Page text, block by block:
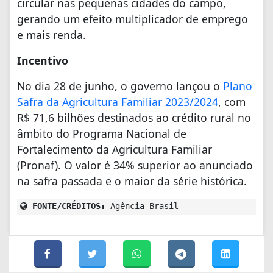
circular nas pequenas cidades do campo,
gerando um efeito multiplicador de emprego
e mais renda.
Incentivo
No dia 28 de junho, o governo lançou o Plano
Safra da Agricultura Familiar 2023/2024, com
R$ 71,6 bilhões destinados ao crédito rural no
âmbito do Programa Nacional de
Fortalecimento da Agricultura Familiar
(Pronaf). O valor é 34% superior ao anunciado
na safra passada e o maior da série histórica.
FONTE/CRÉDITOS: Agência Brasil